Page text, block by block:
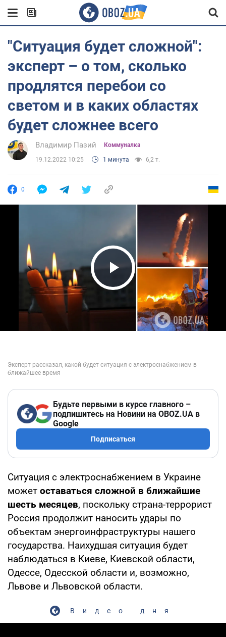
"Ситуация будет сложной":
эксперт – о том, сколько
продлятся перебои со
светом и в каких областях
будет сложнее всего
Владимир Пазий Коммуналка
19.12.2022 10:25 1 минута 6,2 т.
0
Play Video
Будьте первыми в курсе главного –
подпишитесь на Новини на OBOZ.UA в
Google
Подписаться
Ситуация с электроснабжением в Украине
может оставаться сложной в ближайшие
шесть месяцев, поскольку страна-террорист
Россия продолжит наносить удары по
объектам энергоинфраструктуры нашего
государства. Наихудшая ситуация будет
наблюдаться в Киеве, Киевской области,
Одессе, Одесской области и, возможно,
Львове и Львовской области.
Видео дня